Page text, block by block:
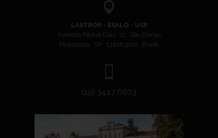
LASTROP - ESALQ - USP
Avenida Pádua Dias 11 São Dimas
Piracicaba SP 13418 900 Brasil
(19) 3447 6603